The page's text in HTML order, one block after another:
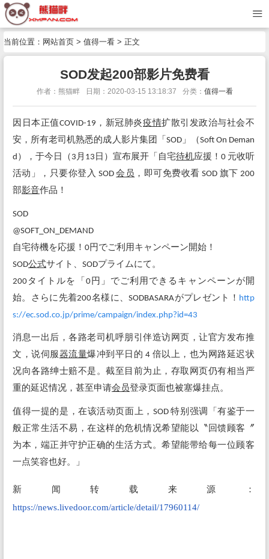
当前位置： 网站首页 > 值得一看 > 正文
SOD发起200部影片免费看
作者：熊猫畔 日期：2020-03-15 13:18:37 分类： 值得一看
因日本正值COVID-19，新冠肺炎疫情扩散引发政治与社会不
安，所有老司机熟悉的成人影片集团「SOD」（Soft On Deman
d），于今日（3月13日）宣布展开「自宅待机应援！0 元收听
活动」，只要你登入 SOD会员 ，即可免费收看 SOD 旗下 200
部影音作品！
SOD
@SOFT_ON_DEMAND
自宅待機を応援！0円でご利用キャンペーン開始！
SOD公式サイト、SODプライムにて。
200タイトルを「0円」でご利用できるキャンペーンが開
始。さらに先着200名様に、SODBASARAがプレゼント！ http
s://ec.sod.co.jp/prime/campaign/index.php?id=43
消息一出后，各路老司机呼朋引伴造访网页，让官方发布推
文，说伺服器流量爆冲到平日的 4 倍以上，也为网路延迟状
况向各路绅士赔不是。截至目前为止，存取网页仍有相当严
重的延迟情况，甚至申请会员登录页面也被塞爆挂点。
值得一提的是，在该活动页面上，SOD 特别强调「有鉴于一
般正常生活不易，在这样的危机情况希望能以〝回馈顾客〞
为本，端正并守护正确的生活方式。希望能带给每一位顾客
一点笑容也好。」
新闻转载来源：
https://news.livedoor.com/article/detail/17960114/